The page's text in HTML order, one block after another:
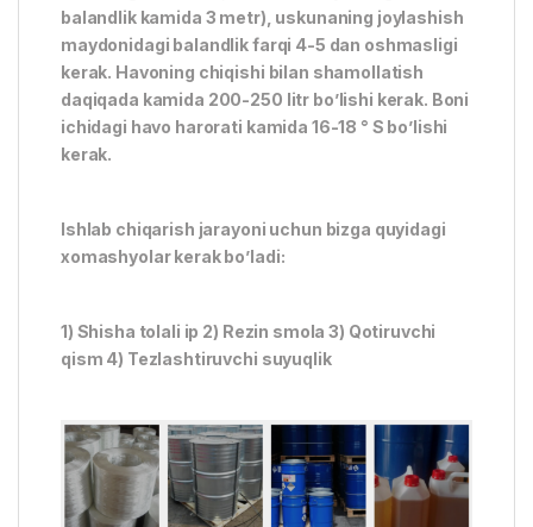
balandlik kamida 3 metr), uskunaning joylashish
maydonidagi balandlik farqi 4-5 dan oshmasligi
kerak. Havoning chiqishi bilan shamollatish
daqiqada kamida 200-250 litr bo’lishi kerak. Boni
ichidagi havo harorati kamida 16-18 ° S bo’lishi
kerak.
Ishlab chiqarish jarayoni uchun bizga quyidagi
xomashyolar kerak bo’ladi:
1) Shisha tolali ip 2) Rezin smola 3) Qotiruvchi
qism 4) Tezlashtiruvchi suyuqlik